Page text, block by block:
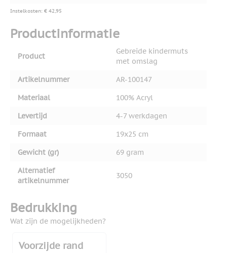
Instelkosten: € 42,95
Productinformatie
Product
Gebreide kindermuts
met omslag
Artikelnummer
AR-100147
Materiaal
100% Acryl
Levertijd
4-7 werkdagen
Formaat
19x25 cm
Gewicht (gr)
69 gram
Alternatief
artikelnummer
3050
Bedrukking
Wat zijn de mogelijkheden?
Voorzijde rand